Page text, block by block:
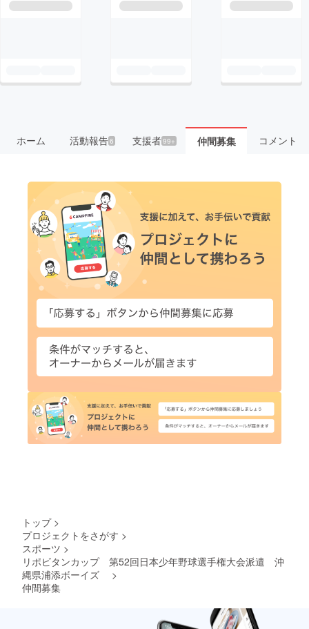
ホーム 活動報告6 支援者99+ 仲間募集 コメント
トップ >
プロジェクトをさがす >
スポーツ >
リポビタンカップ 第52回日本少年野球選手権大会派遣 沖
縄県浦添ボーイズ
>
仲間募集